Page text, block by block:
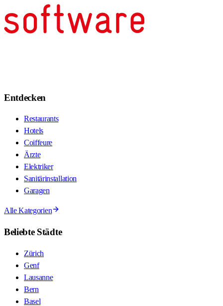
Entdecken
Restaurants
Hotels
Coiffeure
Ärzte
Elektriker
Sanitärinstallation
Garagen
Alle Kategorien
Beliebte Städte
Zürich
Genf
Lausanne
Bern
Basel